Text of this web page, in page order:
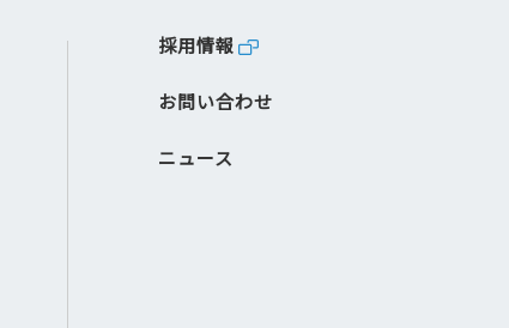
採用情報
お問い合わせ
ニュース